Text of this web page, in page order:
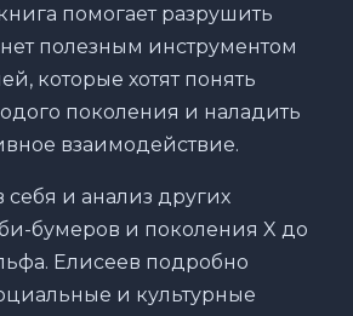
помогает разрушить
полезным инструментом
которые хотят понять
поколения и наладить
взаимодействие.
себя и анализ других
бумеров и поколения X до
Елисеев подробно
и культурные